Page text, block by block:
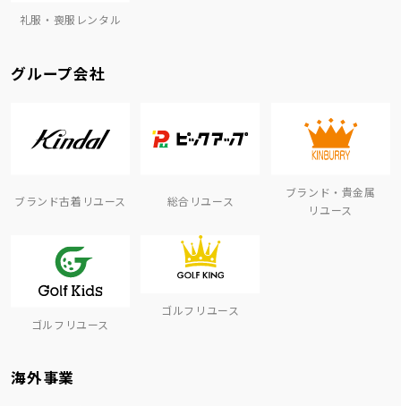
礼服・喪服レンタル
グループ会社
ブランド古着リユース 総合リユース
ブランド・貴金属
リユース
ゴルフリユース
ゴルフリユース
海外事業